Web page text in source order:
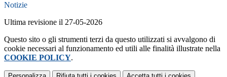
Notizie
Ultima revisione il 27-05-2026
Questo sito o gli strumenti terzi da questo utilizzati si avvalgono di
cookie necessari al funzionamento ed utili alle finalità illustrate nella
COOKIE POLICY.